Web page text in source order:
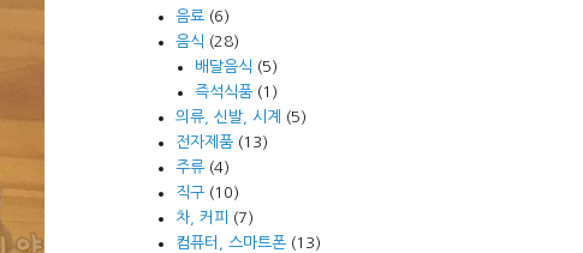
음료(6)
음식 (28)
배달음식 (5)
즉석식품(1)
의류, 신발, 시계
(5)
전자제품(13)
주류(4)
직구(10)
차, 커피
(7)
컴퓨터, 스마트폰(13)